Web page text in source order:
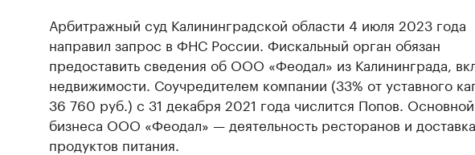
Арбитражный суд Калининградской области 4 июля 2023 года
направил запрос в ФНС России. Фискальный орган обязан
предоставить сведения об ООО «Феодал» из Калининграда,
недвижимости. Соучредителем компании (33% от уставного
36 760 руб.) с 31 декабря 2021 года числится Попов.
бизнеса ООО «Феодал» — деятельность ресторанов и доставка
продуктов питания.